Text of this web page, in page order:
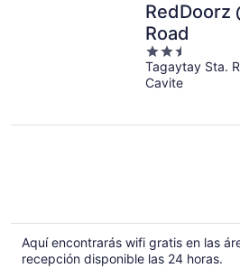
RedDoorz
Road
2.5
out
of
Tagaytay Sta.
Cavite
Aquí encontrarás wifi gratis en las
recepción disponible las 24 horas.